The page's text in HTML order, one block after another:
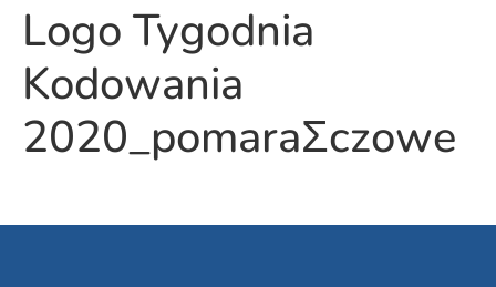
Logo Tygodnia
Kodowania
2020_pomaraΣczowe